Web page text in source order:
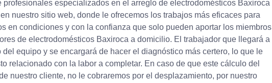
profesionales especializados en el arreglo de electrodomésticos Baxiroca
nuestro sitio web, donde le ofrecemos los trabajos más eficaces para
en condiciones y con la confianza que solo pueden aportar los miembros
de electrodomésticos Baxiroca a domicilio. El trabajador que llegará a
equipo y se encargará de hacer el diagnóstico más certero, lo que le
relacionado con la labor a completar. En caso de que este cálculo del
nuestro cliente, no le cobraremos por el desplazamiento, por nuestro